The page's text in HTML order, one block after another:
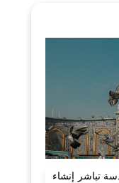
تباشر إنشاء